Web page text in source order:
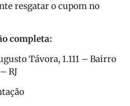
resgatar o cupom no
completa:
Távora, 1.111 – Bairro
RJ